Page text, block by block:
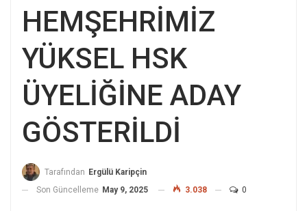
HEMŞEHRİMİZ
YÜKSEL HSK
ÜYELİĞİNE ADAY
GÖSTERİLDİ
Tarafından Ergülü Karipçin
Son Güncelleme May 9, 2025 3.038 0